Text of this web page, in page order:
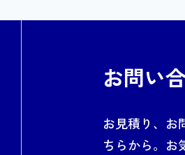
お問い
お見積り、お
ちらから。お